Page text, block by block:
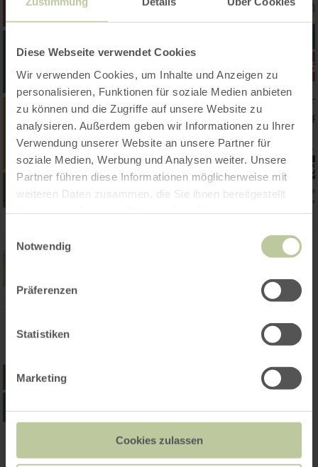
Diese Webseite verwendet Cookies
Wir verwenden Cookies, um Inhalte und Anzeigen zu
personalisieren, Funktionen für soziale Medien anbieten
zu können und die Zugriffe auf unsere Website zu
analysieren. Außerdem geben wir Informationen zu Ihrer
Verwendung unserer Website an unsere Partner für
soziale Medien, Werbung und Analysen weiter. Unsere
Partner führen diese Informationen möglicherweise mit
weiteren Daten zusammen, die Sie ihnen bereitgestellt
Notwendig
Präferenzen
Statistiken
Marketing
Cookies zulassen